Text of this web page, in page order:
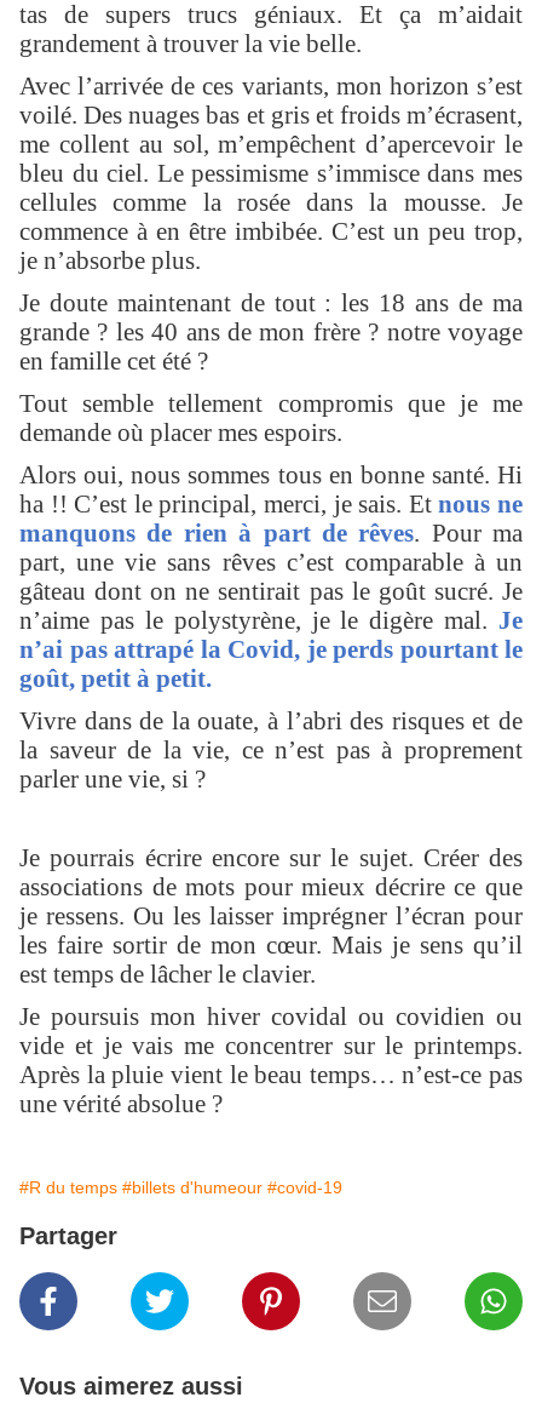
tas de supers trucs géniaux. Et ça m’aidait
grandement à trouver la vie belle.
Avec l’arrivée de ces variants, mon horizon s’est
voilé. Des nuages bas et gris et froids m’écrasent,
me collent au sol, m’empêchent d’apercevoir le
bleu du ciel. Le pessimisme s’immisce dans mes
cellules comme la rosée dans la mousse. Je
commence à en être imbibée. C’est un peu trop,
je n’absorbe plus.
Je doute maintenant de tout : les 18 ans de ma
grande ? les 40 ans de mon frère ? notre voyage
en famille cet été ?
Tout semble tellement compromis que je me
demande où placer mes espoirs.
Alors oui, nous sommes tous en bonne santé. Hi
ha !! C’est le principal, merci, je sais. Etnous ne
manquons de rien à part de rêves. Pour ma
part, une vie sans rêves c’est comparable à un
gâteau dont on ne sentirait pas le goût sucré. Je
n’aime pas le polystyrène, je le digère mal. Je
n’ai pas attrapé la Covid, je perds pourtant le
goût, petit à petit.
Vivre dans de la ouate, à l’abri des risques et de
la saveur de la vie, ce n’est pas à proprement
parler une vie, si ?
Je pourrais écrire encore sur le sujet. Créer des
associations de mots pour mieux décrire ce que
je ressens. Ou les laisser imprégner l’écran pour
les faire sortir de mon cœur. Mais je sens qu’il
est temps de lâcher le clavier.
Je poursuis mon hiver covidal ou covidien ou
vide et je vais me concentrer sur le printemps.
Après la pluie vient le beau temps… n’est-ce pas
une vérité absolue ?
#R du temps #billets d'humeour #covid-19
Partager
Vous aimerez aussi